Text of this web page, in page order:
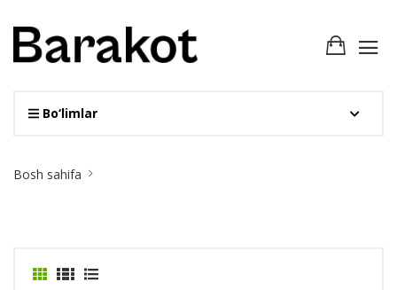
Bo‘limlar
Breadcrumb
Bosh sahifa